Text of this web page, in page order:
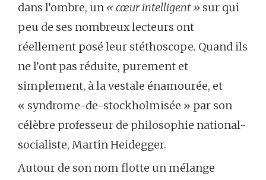
dans l’ombre, un « cœur intelligent » sur qui
peu de ses nombreux lecteurs ont
réellement posé leur stéthoscope. Quand ils
ne l’ont pas réduite, purement et
simplement, à la vestale énamourée, et
« syndrome-de-stockholmisée » par son
célèbre professeur de philosophie national-
socialiste, Martin Heidegger.
Autour de son nom flotte un mélange